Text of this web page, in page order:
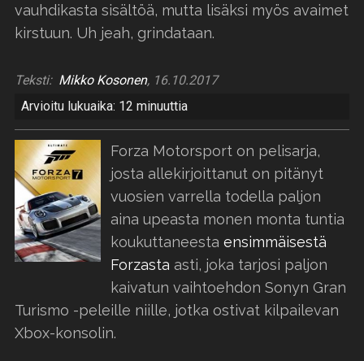
vauhdikasta sisältöä, mutta lisäksi myös avaimet
kirstuun. Uh jeah, grindataan.
Teksti: Mikko Kosonen, 16.10.2017
Arvioitu lukuaika: 12 minuuttia
Forza Motorsport on pelisarja,
josta allekirjoittanut on pitänyt
vuosien varrella todella paljon
aina upeasta monen monta tuntia
koukuttaneesta ensimmäisestä
Forzasta asti, joka tarjosi paljon
kaivatun vaihtoehdon Sonyn Gran
Turismo -peleille niille, jotka ostivat kilpailevan
Xbox-konsolin.